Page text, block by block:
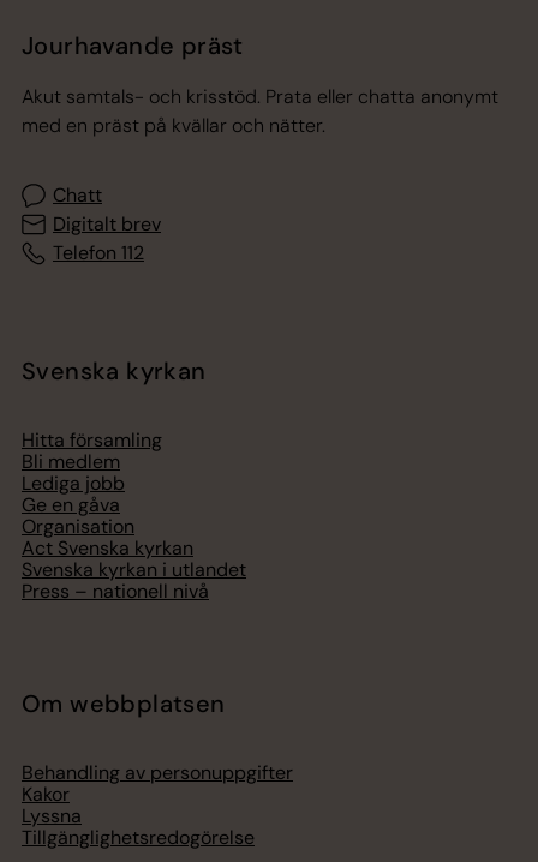
Jourhavande präst
Akut samtals- och krisstöd. Prata eller chatta anonymt
med en präst på kvällar och nätter.
Chatt
Digitalt brev
Telefon 112
Svenska kyrkan
Hitta församling
Bli medlem
Lediga jobb
Ge en gåva
Organisation
Act Svenska kyrkan
Svenska kyrkan i utlandet
Press – nationell nivå
Om webbplatsen
Behandling av personuppgifter
Kakor
Lyssna
Tillgänglighetsredogörelse